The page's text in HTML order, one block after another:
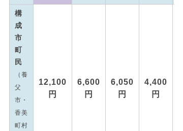
構
成
市
町
民
（養
父
市・
香美
町村
12,100
円
6,600
円
6,050
円
4,400
円